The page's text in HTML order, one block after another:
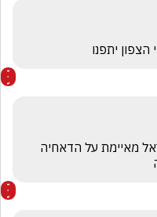
יתפנו